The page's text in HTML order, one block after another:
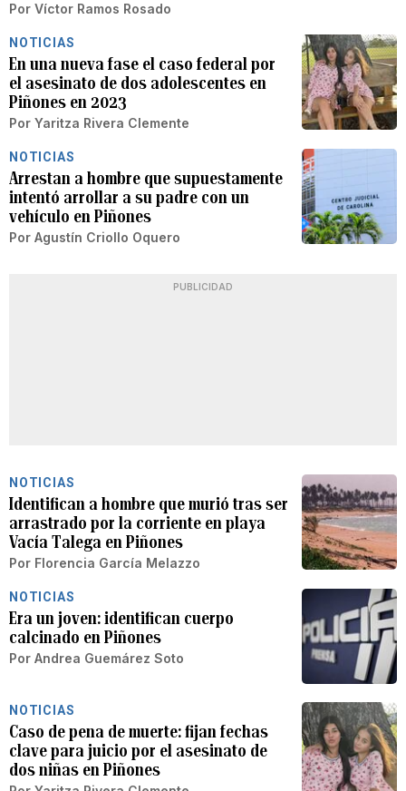
Por Víctor Ramos Rosado
NOTICIAS
En una nueva fase el caso federal por
el asesinato de dos adolescentes en
Piñones en 2023
Por Yaritza Rivera Clemente
NOTICIAS
Arrestan a hombre que supuestamente
intentó arrollar a su padre con un
vehículo en Piñones
Por Agustín Criollo Oquero
PUBLICIDAD
NOTICIAS
Identifican a hombre que murió tras ser
arrastrado por la corriente en playa
Vacía Talega en Piñones
Por Florencia García Melazzo
NOTICIAS
Era un joven: identifican cuerpo
calcinado en Piñones
Por Andrea Guemárez Soto
NOTICIAS
Caso de pena de muerte: fijan fechas
clave para juicio por el asesinato de
dos niñas en Piñones